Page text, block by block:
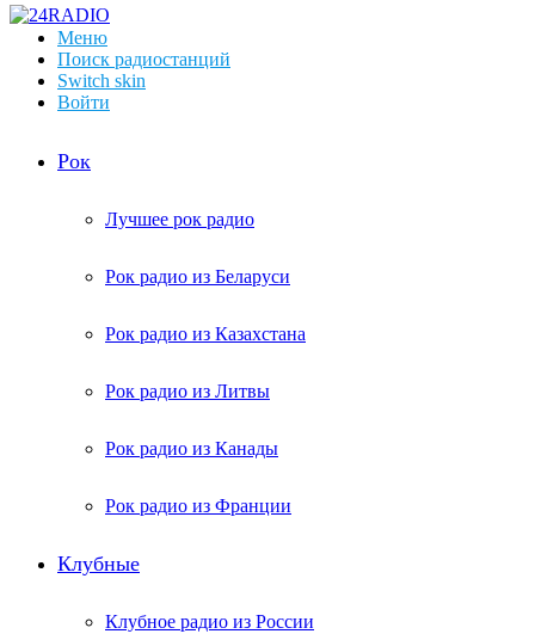
Меню
Поиск радиостанций
Switch skin
Войти
Рок
Лучшее рок радио
Рок радио из Беларуси
Рок радио из Казахстана
Рок радио из Литвы
Рок радио из Канады
Рок радио из Франции
Клубные
Клубное радио из России